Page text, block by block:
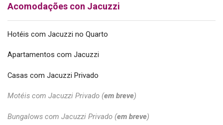
Acomodações con Jacuzzi
Hotéis com Jacuzzi no Quarto
Apartamentos com Jacuzzi
Casas com Jacuzzi Privado
Motéis com Jacuzzi Privado (em breve)
Bungalows com Jacuzzi Privado (em breve)